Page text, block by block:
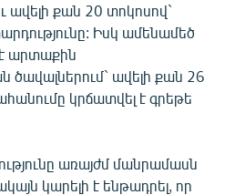
ավելի քան 20 տոկոսով`
Իսկ ամենամեծ
արտաքին
ծավալներում` ավելի քան 26
կրճատվել է գրեթե
առայժմ մանրամասն
կարելի է ենթադրել, որ